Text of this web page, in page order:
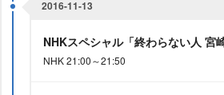
2016-11-13
NHKスペシャル「終わらない人 宮
NHK 21:00～21:50